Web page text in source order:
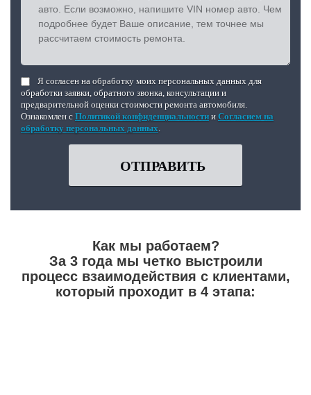
Я согласен на обработку моих персональных данных для
обработки заявки, обратного звонка, консультации и
предварительной оценки стоимости ремонта автомобиля.
Ознакомлен с Политикой конфиденциальности и Согласием на
обработку персональных данных
ОТПРАВИТЬ
Как мы работаем?
За 3 года мы четко выстроили
процесс взаимодействия с клиентами,
который проходит в 4 этапа: